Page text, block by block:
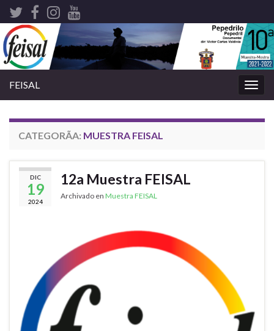
FEISAL
CATEGORÃ­A: MUESTRA FEISAL
DIC
19
2024
12a Muestra FEISAL
Archivado en Muestra FEISAL